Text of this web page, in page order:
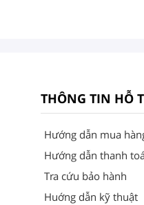
THÔNG TIN HỖ
Hướng dẫn mua
Hướng dẫn thanh
Tra cứu bảo hành
Huớng dẫn kỹ thuật